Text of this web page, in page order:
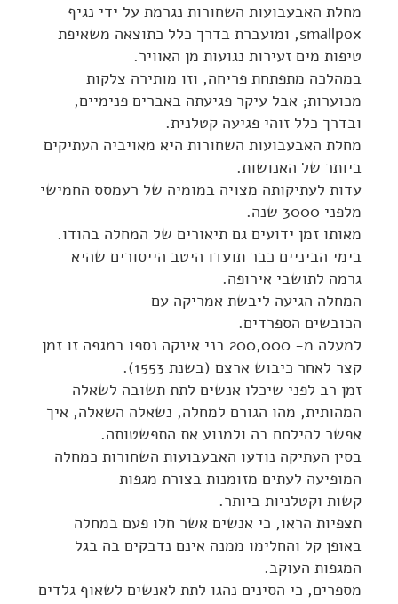
מחלת האבעבועות השחורות נגרמת על ידי נגיף
smallpox, ומועברת בדרך כלל כתוצאה משאיפת
טיפות מים זעירות נגועות מן האוויר.
במהלכה מתפתחת פריחה, וזו מותירה צלקות
מכוערות; אבל עיקר פגיעתה באברים פנימיים,
ובדרך כלל זוהי פגיעה קטלנית.
מחלת האבעבועות השחורות היא מאויביה העתיקים
ביותר של האנושות.
עדות לעתיקותה מצויה במומיה של רעמסס החמישי
מלפני 3000 שנה.
מאותו זמן ידועים גם תיאורים של המחלה בהודו.
בימי הביניים כבר תועדו היטב הייסורים שהיא
גרמה לתושבי אירופה.
המחלה הגיעה ליבשת אמריקה עם
הכובשים הספרדים.
למעלה מ- 200,000 בני אינקה נספו במגפה זו זמן
קצר לאחר כיבוש ארצם (בשנת 1553).
זמן רב לפני שיכלו אנשים לתת תשובה לשאלה
המהותית, מהו הגורם למחלה, נשאלה השאלה, איך
אפשר להילחם בה ולמנוע את התפשטותה.
בסין העתיקה נודעו האבעבועות השחורות כמחלה
המופיעה לעתים מזומנות בצורת מגפות
קשות וקטלניות ביותר.
תצפיות הראו, כי אנשים אשר חלו פעם במחלה
באופן קל והחלימו ממנה אינם נדבקים בה בגל
המגפות העוקב.
מספרים, כי הסינים נהגו לתת לאנשים לשאוף גלדים